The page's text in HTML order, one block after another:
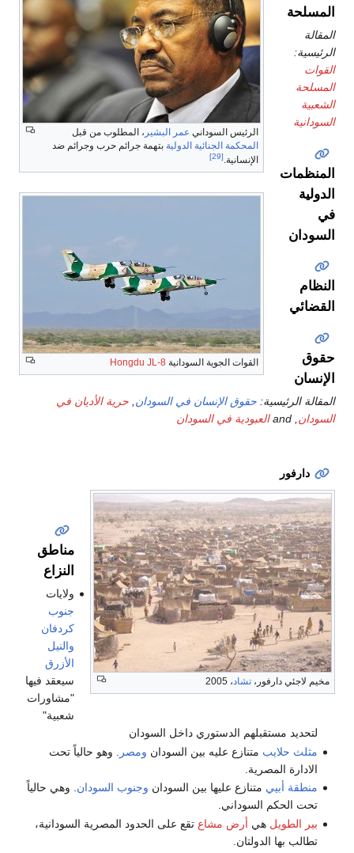
الرئيس السوداني عمر البشير، المطلوب من قبل
المحكمة الجنائية الدوليةبتهمة جرائم حرب وجرائم ضد
الإنسانية.
القوات الجوية السودانيةHongdu JL-8
حقوق الإنسان في السودان,حرية الأديان في
العبودية في السودان
تشاد ، 2005
مناطق
النزاع
ولايات
جنوب
كردفان
والنيل
سيعقد فيها
"مشاورات
الدستوري داخل السودان
متنازع عليه بين السودانومصر. وهو حالياً تحت
متنازع عليها بين السودانوجنوب السودان . وهي حالياً
السوداني.
هي أرض مشاعتقع على الحدود المصرية السودانية،
الدولتان.